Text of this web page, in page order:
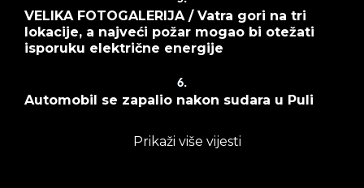
VELIKA FOTOGALERIJA / Vatra gori na tri
lokacije, a najveći požar mogao bi otežati
isporuku električne energije
6.
Automobil se zapalio nakon sudara u Puli
Prikaži više vijesti